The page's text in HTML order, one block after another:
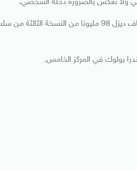
ولا تعكس بالضرورة دخله الشخصي.
وجمعت النسخة السادسة لافلام سريع وغاضب 789 مليون دولار واضاف ديزل 98
بولوك في المركز الخامس.